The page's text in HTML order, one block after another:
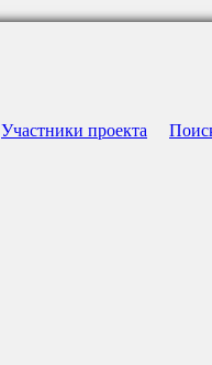
Участники проекта